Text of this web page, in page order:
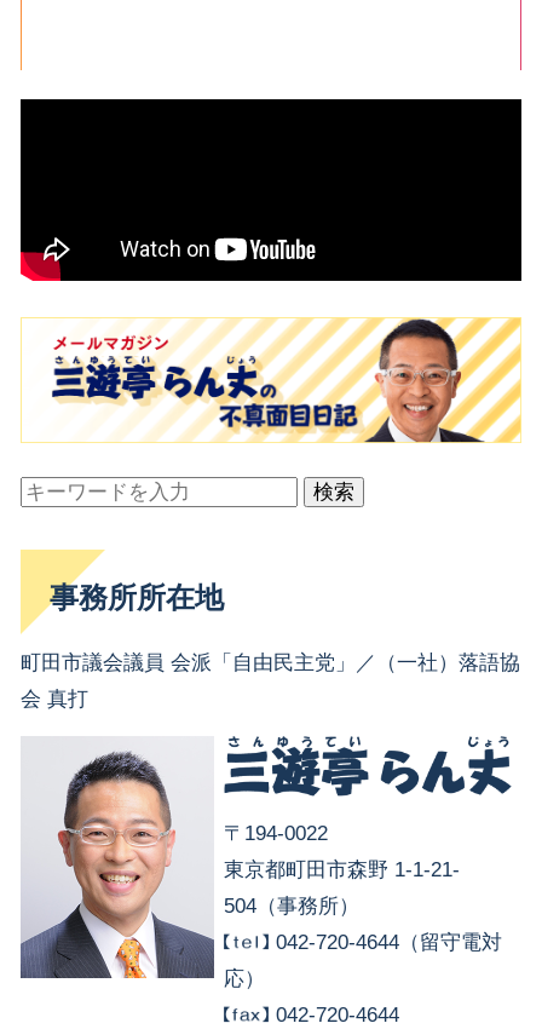
検索
事務所所在地
町田市議会議員 会派「自由民主党」／（一社）落語協
会 真打
〒194-0022
東京都町田市森野 1-1-21-
504（事務所）
042-720-4644（留守電対
応）
042-720-4644